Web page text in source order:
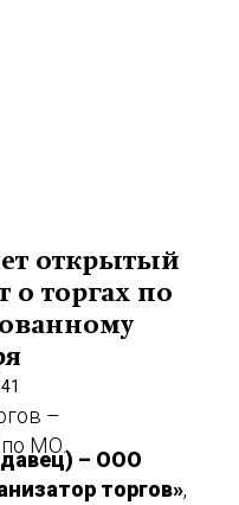
открытый
о торгах по
–
МО.
– ООО
торгов»,